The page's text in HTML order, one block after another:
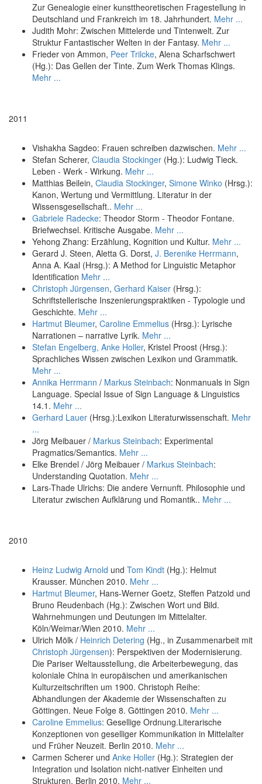
Zur Genealogie einer kunsttheoretischen Fragestellung in
Deutschland und Frankreich im 18. Jahrhundert. Mehr ...
Judith Mohr: Zwischen Mittelerde und Tintenwelt. Zur
Struktur Fantastischer Welten in der Fantasy. Mehr ...
Frieder von Ammon, Peer Trilcke, Alena Scharfschwert
(Hg.): Das Gellen der Tinte. Zum Werk Thomas Klings.
Mehr ...
2011
Vishakha Sagdeo: Frauen schreiben dazwischen. Mehr ...
Stefan Scherer, Claudia Stockinger (Hg.): Ludwig Tieck.
Leben - Werk - Wirkung. Mehr ...
Matthias Beilein, Claudia Stockinger, Simone Winko (Hrsg.):
Kanon, Wertung und Vermittlung. Literatur in der
Wissensgesellschaft.. Mehr ...
Gabriele Radecke: Theodor Storm - Theodor Fontane.
Briefwechsel. Kritische Ausgabe. Mehr ...
Yehong Zhang: Erzählung, Kognition und Kultur. Mehr ...
Gerard J. Steen, Aletta G. Dorst, J. Berenike Herrmann,
Anna A. Kaal (Hrsg.): A Method for Linguistic Metaphor
Identification Mehr ...
Christoph Jürgensen, Gerhard Kaiser (Hrsg.):
Schriftstellerische Inszenierungspraktiken - Typologie und
Geschichte. Mehr ...
Hartmut Bleumer, Caroline Emmelius (Hrsg.): Lyrische
Narrationen – narrative Lyrik. Mehr ...
Stefan Engelberg, Anke Holler, Kristel Proost (Hrsg.):
Sprachliches Wissen zwischen Lexikon und Grammatik.
Mehr ...
Annika Herrmann / Markus Steinbach: Nonmanuals in Sign
Language. Special Issue of Sign Language & Linguistics
14.1. Mehr ...
Gerhard Lauer (Hrsg.):Lexikon Literaturwissenschaft. Mehr
...
Jörg Meibauer / Markus Steinbach: Experimental
Pragmatics/Semantics. Mehr ...
Elke Brendel / Jörg Meibauer / Markus Steinbach:
Understanding Quotation. Mehr ...
Lars-Thade Ulrichs: Die andere Vernunft. Philosophie und
Literatur zwischen Aufklärung und Romantik.. Mehr ...
2010
Heinz Ludwig Arnold und Tom Kindt (Hg.): Helmut
Krausser. München 2010. Mehr ...
Hartmut Bleumer, Hans-Werner Goetz, Steffen Patzold und
Bruno Reudenbach (Hg.): Zwischen Wort und Bild.
Wahrnehmungen und Deutungen im Mittelalter.
Köln/Weimar/Wien 2010. Mehr ...
Ulrich Mölk / Heinrich Detering (Hg., in Zusammenarbeit mit
Christoph Jürgensen): Perspektiven der Modernisierung.
Die Pariser Weltausstellung, die Arbeiterbewegung, das
koloniale China in europäischen und amerikanischen
Kulturzeitschriften um 1900. Christoph Reihe:
Abhandlungen der Akademie der Wissenschaften zu
Göttingen. Neue Folge 8. Göttingen 2010. Mehr ...
Caroline Emmelius: Gesellige Ordnung.Literarische
Konzeptionen von geselliger Kommunikation in Mittelalter
und Früher Neuzeit. Berlin 2010. Mehr ...
Carmen Scherer und Anke Holler (Hg.): Strategien der
Integration und Isolation nicht-nativer Einheiten und
Strukturen. Berlin 2010. Mehr ...